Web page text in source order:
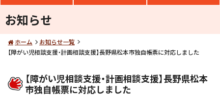
お知らせ
ホーム
お知らせ一覧
【障がい児相談支援・計画相談支援】長野県松本市独自帳票に対応しました
【障がい児相談支援・計画相談支援】長野県松本
市独自帳票に対応しました